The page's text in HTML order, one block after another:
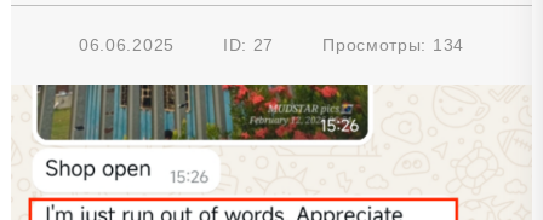
06.06.2025 ID: 27 Просмотры: 134